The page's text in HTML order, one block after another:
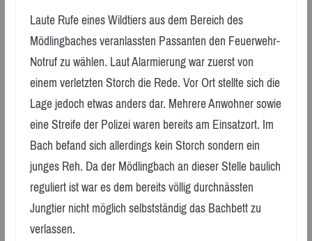
Laute Rufe eines Wildtiers aus dem Bereich des
Mödlingbaches veranlassten Passanten den Feuerwehr-
Notruf zu wählen. Laut Alarmierung war zuerst von
einem verletzten Storch die Rede. Vor Ort stellte sich die
Lage jedoch etwas anders dar. Mehrere Anwohner sowie
eine Streife der Polizei waren bereits am Einsatzort. Im
Bach befand sich allerdings kein Storch sondern ein
junges Reh. Da der Mödlingbach an dieser Stelle baulich
reguliert ist war es dem bereits völlig durchnässten
Jungtier nicht möglich selbstständig das Bachbett zu
verlassen.